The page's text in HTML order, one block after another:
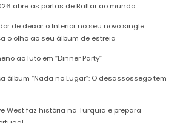
abre as portas de Baltar ao mundo
de deixar o Interior no seu novo single
o olho ao seu álbum de estreia
ao luto em “Dinner Party”
“Nada no Lugar”: O desassossego tem
West faz história na Turquia e prepara